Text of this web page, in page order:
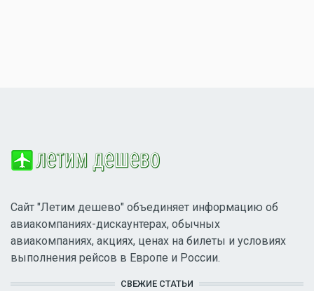
Сайт "Летим дешево" объединяет информацию об
авиакомпаниях-дискаунтерах, обычных
авиакомпаниях, акциях, ценах на билеты и условиях
выполнения рейсов в Европе и России.
СВЕЖИЕ СТАТЬИ